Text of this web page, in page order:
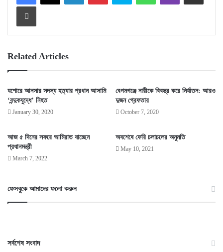
Related Articles
যশোরে আনসার সদস্য হত্যার প্রধান আসামি
‘বন্দুকযুদ্ধে’ নিহত
January 30, 2020
বেগমগঞ্জে নারীকে বিবস্ত্র করে নির্যাতন: আরও
দুজন গ্রেফতার
October 7, 2020
আজ ৫ দিনের সফরে আমিরাত যাচ্ছেন
প্রধানমন্ত্রী
March 7, 2022
অবশেষে ফেরি চলাচলের অনুমতি
May 10, 2021
ফেসবুকে আমাদের ফলো করুন
সর্বশেষ সংবাদ